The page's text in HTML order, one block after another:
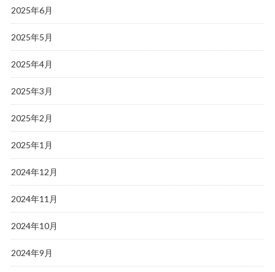
2025年6月
2025年5月
2025年4月
2025年3月
2025年2月
2025年1月
2024年12月
2024年11月
2024年10月
2024年9月